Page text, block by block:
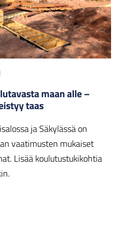
maan alle –
taas
ja Säkylässä on
vaatimusten mukaiset
Lisää koulutustukikohtia